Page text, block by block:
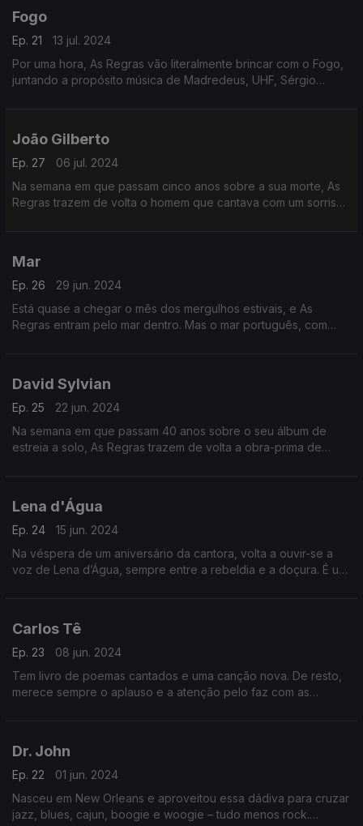
Fogo
Ep. 21
13 jul. 2024
Por uma hora, As Regras vão literalmente brincar com o Fogo,
juntando a propósito música de Madredeus, UHF, Sérgio
João Gilberto
Ep. 27
06 jul. 2024
Na semana em que passam cinco anos sobre a sua morte, As
Regras trazem de volta o homem que cantava com um sorriso
Mar
Ep. 26
29 jun. 2024
Está quase a chegar o mês dos mergulhos estivais, e As
Regras entram pelo mar dentro. Mas o mar português, com
David Sylvian
Ep. 25
22 jun. 2024
Na semana em que passam 40 anos sobre o seu álbum de
estreia a solo, As Regras trazem de volta a obra-prima de
Lena d'Água
Ep. 24
15 jun. 2024
Na véspera de um aniversário da cantora, volta a ouvir-se a
voz de Lena d’Água, sempre entre a rebeldia e a doçura. É um
Carlos Tê
Ep. 23
08 jun. 2024
Tem livro de poemas cantados e uma canção nova. De resto,
merece sempre o aplauso e a atenção pelo faz com as
Dr. John
Ep. 22
01 jun. 2024
Nasceu em New Orleans e aproveitou essa dádiva para cruzar
jazz, blues, cajun, boogie e woogie – tudo menos rock.